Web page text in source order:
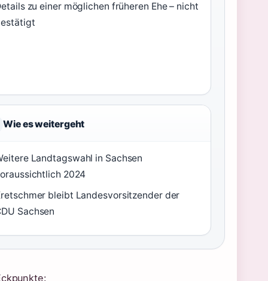
zu einer möglichen früheren Ehe – nicht
Wie es weitergeht
Landtagswahl in Sachsen
2024
bleibt Landesvorsitzender der
Sachsen